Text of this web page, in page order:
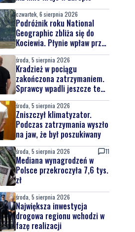
czwartek, 6 sierpnia 2026
Podróżnik roku National
Geographic zbliża się do
Kociewia. Płynie wpław przez
całą Wisłę
środa, 5 sierpnia 2026
Kradzież w pociągu
zakończona zatrzymaniem.
Sprawcy wpadli jeszcze tego
samego dnia
środa, 5 sierpnia 2026
Zniszczył klimatyzator.
Podczas zatrzymania wyszło
na jaw, że był poszukiwany
środa, 5 sierpnia 2026 11
Mediana wynagrodzeń w
Polsce przekroczyła 7,6 tys.
zł
środa, 5 sierpnia 2026
Największa inwestycja
drogowa regionu wchodzi w
fazę realizacji